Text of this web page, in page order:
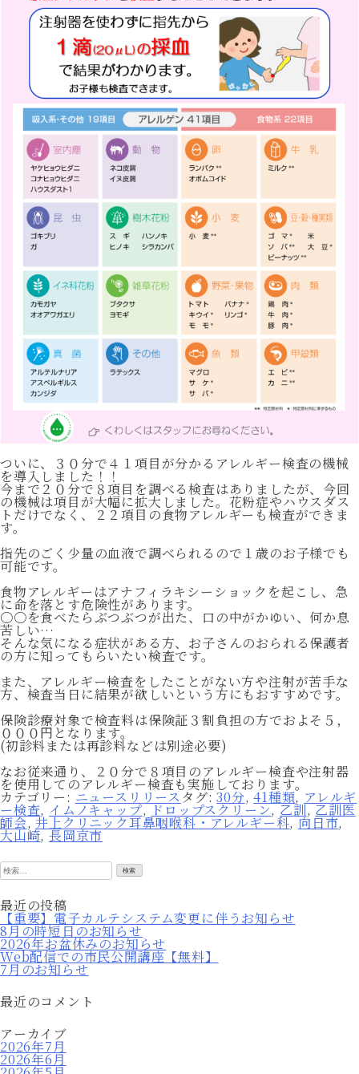
ついに、３０分で４１項目が分かるアレルギー検査の機械
を導入しました！！
今まで２０分で８項目を調べる検査はありましたが、今回
の機械は項目が大幅に拡大しました。花粉症やハウスダス
トだけでなく、２２項目の食物アレルギーも検査ができま
す。
指先のごく少量の血液で調べられるので１歳のお子様でも
可能です。
食物アレルギーはアナフィラキシーショックを起こし、急
に命を落とす危険性があります。
〇〇を食べたらぶつぶつが出た、口の中がかゆい、何か息
苦しい…
そんな気になる症状がある方、お子さんのおられる保護者
の方に知ってもらいたい検査です。
また、アレルギー検査をしたことがない方や注射が苦手な
方、検査当日に結果が欲しいという方にもおすすめです。
保険診療対象で検査料は保険証３割負担の方でおよそ５，
０００円となります。
(初診料または再診料などは別途必要)
なお従来通り、２０分で８項目のアレルギー検査や注射器
を使用してのアレルギー検査も実施しております。
カテゴリー: ニュースリリース タグ:30分,41種類, アレルギ
ー検査, イムノキャップ,ドロップスクリーン,乙訓,乙訓医
師会,井上クリニック耳鼻咽喉科・アレルギー科,向日市,
大山崎,長岡京市
検
索:
最近の投稿
【重要】電子カルテシステム変更に伴うお知らせ
8月の時短日のお知らせ
2026年お盆休みのお知らせ
Web配信での市民公開講座【無料】
7月のお知らせ
最近のコメント
アーカイブ
2026年7月
2026年6月